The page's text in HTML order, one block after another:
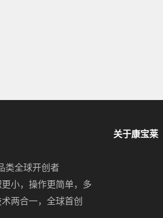
类全球开创者
小，操作更简单，多
两合一，全球首创
关于康宝莱